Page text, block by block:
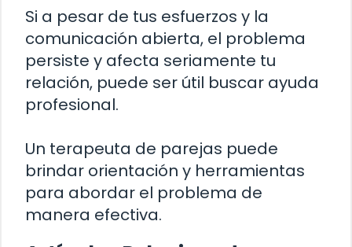
Si a pesar de tus esfuerzos y la
comunicación abierta, el problema
persiste y afecta seriamente tu
relación, puede ser útil buscar ayuda
profesional.
Un terapeuta de parejas puede
brindar orientación y herramientas
para abordar el problema de
manera efectiva.